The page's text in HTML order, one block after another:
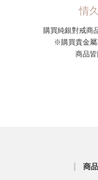
情
購買純銀對戒商
※購買貴金屬
商品
商